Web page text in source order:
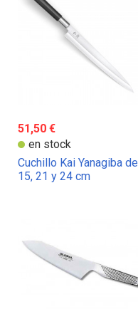
51,50 €
en stock
Cuchillo Kai Yanagiba de
15, 21 y 24 cm